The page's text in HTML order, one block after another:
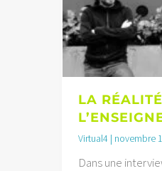
LA
Virtual4 novembre
Dans une